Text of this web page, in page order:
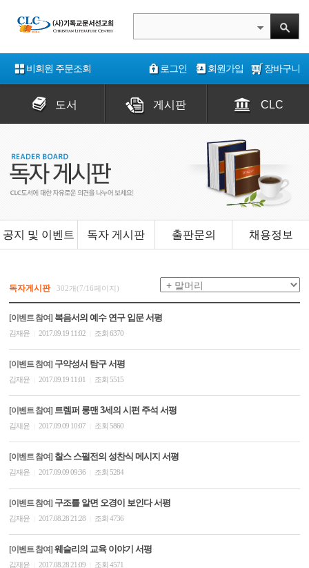
비회원 주문조회 로그인 회원가입 장바구니
도서 게시판 CLC
공지 및 이벤트 독자 게시판 출판문의 채용정보
독자게시판 302개(7/16페이지)
[이벤트 참여] 복음서의 예수 연구 입문 서평
김재윤 2017.09.19 11:02 조회 6370
[이벤트 참여] 구약성서 탐구 서평
김재윤 2017.09.19 11:01 조회 5515
[이벤트 참여] 트렘퍼 롱맨 3세의 시편 주석 서평
김재윤 2017.09.09 10:07 조회 5860
[이벤트 참여] 찰스 스펄전의 성찬식 메시지 서평
김재윤 2017.09.09 09:36 조회 5284
[이벤트 참여] 구조를 알면 오경이 보인다 서평
김재윤 2017.08.28 21:28 조회 4736
[이벤트 참여] 웨슬리의 교육 이야기 서평
김재윤 2017.08.28 21:09 조회 4571